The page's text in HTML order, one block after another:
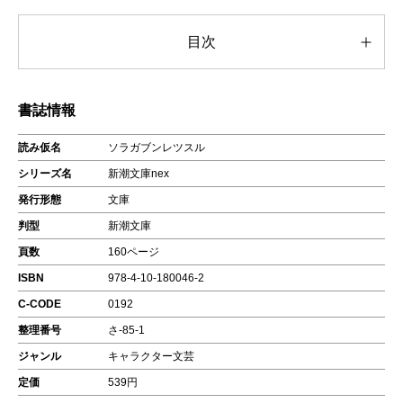
目次
書誌情報
読み仮名 ソラガブンレツスル
シリーズ名 新潮文庫nex
発行形態 文庫
判型 新潮文庫
頁数 160ページ
ISBN 978-4-10-180046-2
C-CODE 0192
整理番号 さ-85-1
ジャンル キャラクター文芸
定価 539円